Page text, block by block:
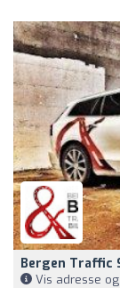
Bergen Traffic
Vis adresse